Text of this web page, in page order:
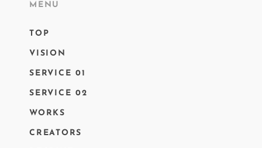
MENU
TOP
VISION
SERVICE 01
SERVICE 02
WORKS
CREATORS